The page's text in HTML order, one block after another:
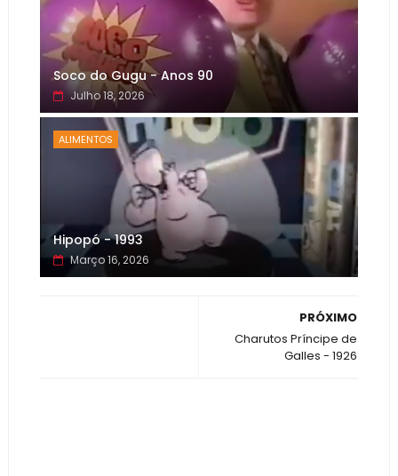
Soco do Gugu - Anos 90
Julho 18, 2026
ALIMENTOS
Hipopó - 1993
Março 16, 2026
PRÓXIMO
Charutos Príncipe de
Galles - 1926